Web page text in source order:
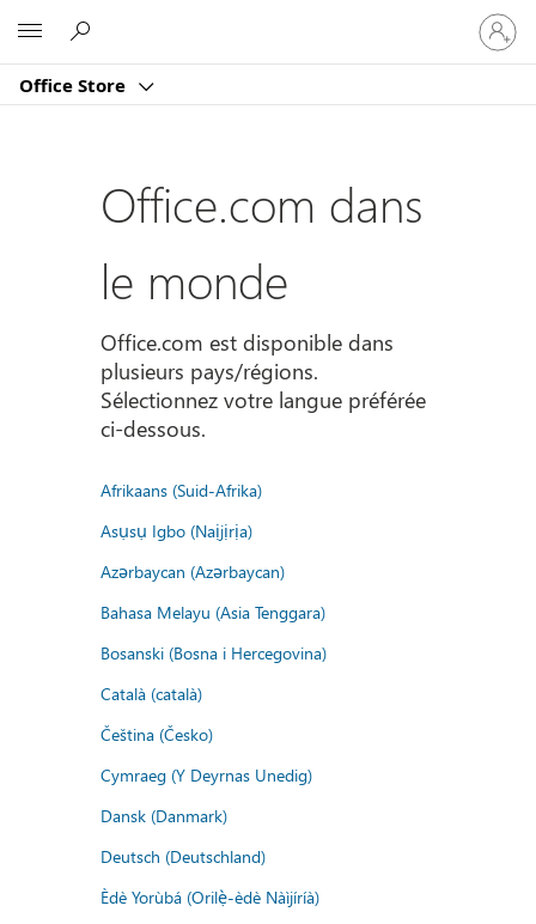
Office Store
vous
à
compte
Office.com dans
le monde
Office.com est disponible dans
plusieurs pays/régions.
Sélectionnez votre langue préférée
ci-dessous.
Afrikaans (Suid-Afrika)
Asụsụ Igbo (Naịjịrịa)
Azərbaycan (Azərbaycan)
Bahasa Melayu (Asia Tenggara)
Bosanski (Bosna i Hercegovina)
Català (català)
Čeština (Česko)
Cymraeg (Y Deyrnas Unedig)
Dansk (Danmark)
Deutsch (Deutschland)
Èdè Yorùbá (Orilẹ̀-èdè Nàìjíríà)